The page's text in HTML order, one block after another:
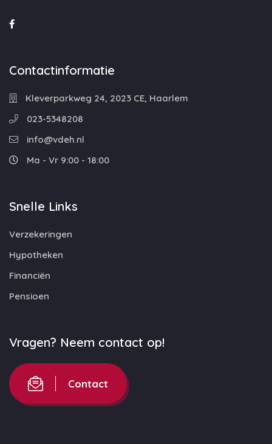
Contactinformatie
Kleverparkweg 24, 2023 CE, Haarlem
023-5348208
info@vdeh.nl
Ma - Vr 9:00 - 18:00
Snelle Links
Verzekeringen
Hypotheken
Financiën
Pensioen
Vragen? Neem contact op!
Contact